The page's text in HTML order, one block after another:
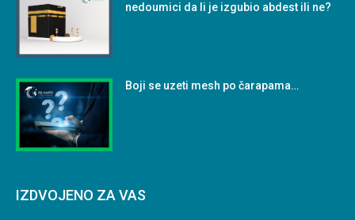
nedoumici da li je izgubio abdest ili ne?
Boji se uzeti mesh po čarapama…
IZDVOJENO ZA VAS